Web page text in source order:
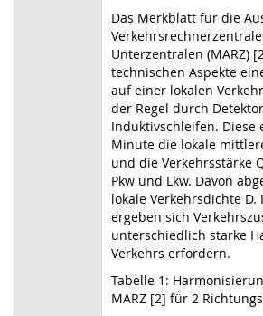
Das Merkblatt für die
Unterzentralen (MARZ)
technischen Aspekte
auf einer lokalen
der Regel durch
Induktivschleifen. Diese
Minute die lokale
und die Verkehrsstärke
Pkw und Lkw. Davon
lokale Verkehrsdichte
ergeben sich
unterschiedlich starke
Verkehrs erfordern.
Tabelle 1:
MARZ [2] für 2